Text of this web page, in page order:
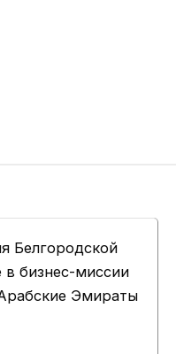
Белгородской
в бизнес-миссии
Эмираты